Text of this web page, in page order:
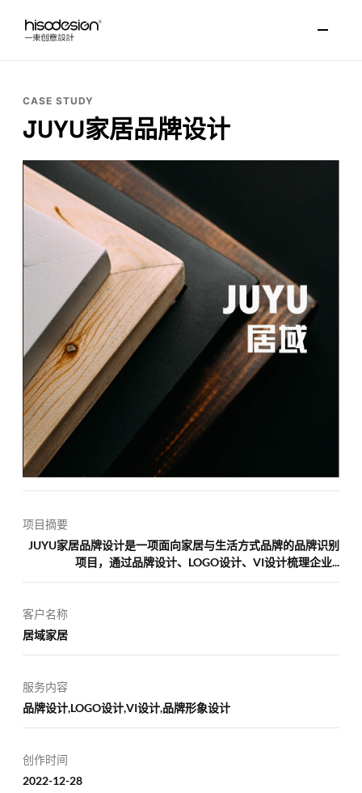
CASE STUDY
JUYU家居品牌设计
项目摘要
JUYU家居品牌设计是一项面向家居与生活方式品牌的品牌识别
项目，通过品牌设计、LOGO设计、VI设计梳理企业...
客户名称
居域家居
服务内容
品牌设计,LOGO设计,VI设计,品牌形象设计
创作时间
2022-12-28